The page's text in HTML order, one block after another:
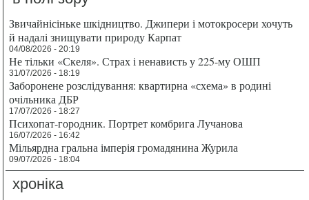
Звичайнісіньке шкідництво. Джипери і мотокросери хочуть
й надалі знищувати природу Карпат
04/08/2026 - 20:19
Не тільки «Скеля». Страх і ненависть у 225-му ОШП
31/07/2026 - 18:19
Заборонене розслідування: квартирна «схема» в родині
очільника ДБР
17/07/2026 - 18:27
Психопат-городник. Портрет комбрига Лучанова
16/07/2026 - 16:42
Мільярдна гральна імперія громадянина Журила
09/07/2026 - 18:04
хроніка